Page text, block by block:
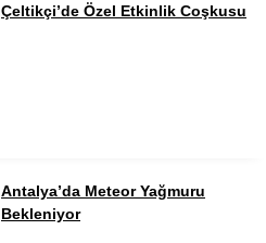
Çeltikçi’de Özel Etkinlik Coşkusu
Antalya’da Meteor Yağmuru
Bekleniyor